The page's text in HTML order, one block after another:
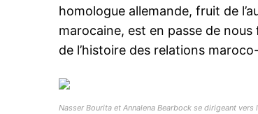
homologue allemande, fruit de
marocaine, est en passe de
de l’histoire des relations
Nasser Bourita et Annalena Bearbock se dirigeant